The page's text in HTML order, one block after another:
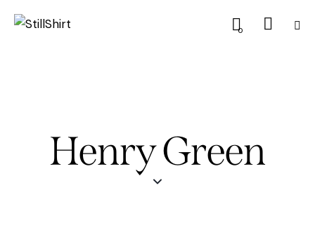
0
Henry Green